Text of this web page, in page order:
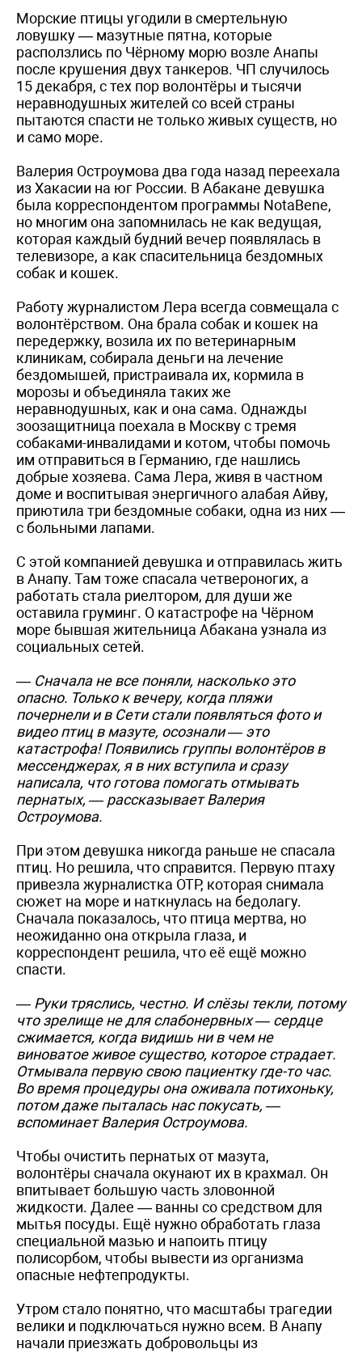
Морские птицы угодили в смертельную
ловушку — мазутные пятна, которые
расползлись по Чёрному морю возле Анапы
после крушения двух танкеров. ЧП случилось
15 декабря, с тех пор волонтёры и тысячи
неравнодушных жителей со всей страны
пытаются спасти не только живых существ, но
и само море.
Валерия Остроумова два года назад переехала
из Хакасии на юг России. В Абакане девушка
была корреспондентом программы NotaBene,
но многим она запомнилась не как ведущая,
которая каждый будний вечер появлялась в
телевизоре, а как спасительница бездомных
собак и кошек.
Работу журналистом Лера всегда совмещала с
волонтёрством. Она брала собак и кошек на
передержку, возила их по ветеринарным
клиникам, собирала деньги на лечение
бездомышей, пристраивала их, кормила в
морозы и объединяла таких же
неравнодушных, как и она сама. Однажды
зоозащитница поехала в Москву с тремя
собаками-инвалидами и котом, чтобы помочь
им отправиться в Германию, где нашлись
добрые хозяева. Сама Лера, живя в частном
доме и воспитывая энергичного алабая Айву,
приютила три бездомные собаки, одна из них —
с больными лапами.
С этой компанией девушка и отправилась жить
в Анапу. Там тоже спасала четвероногих, а
работать стала риелтором, для души же
оставила груминг. О катастрофе на Чёрном
море бывшая жительница Абакана узнала из
социальных сетей.
— Сначала не все поняли, насколько это
опасно. Только к вечеру, когда пляжи
почернели и в Сети стали появляться фото и
видео птиц в мазуте, осознали — это
катастрофа! Появились группы волонтёров в
мессенджерах, я в них вступила и сразу
написала, что готова помогать отмывать
пернатых, — рассказывает Валерия
Остроумова.
При этом девушка никогда раньше не спасала
птиц. Но решила, что справится. Первую птаху
привезла журналистка ОТР, которая снимала
сюжет на море и наткнулась на бедолагу.
Сначала показалось, что птица мертва, но
неожиданно она открыла глаза, и
корреспондент решила, что её ещё можно
спасти.
— Руки тряслись, честно. И слёзы текли, потому
что зрелище не для слабонервных — сердце
сжимается, когда видишь ни в чем не
виноватое живое существо, которое страдает.
Отмывала первую свою пациентку где-то час.
Во время процедуры она оживала потихоньку,
потом даже пыталась нас покусать, —
вспоминает Валерия Остроумова.
Чтобы очистить пернатых от мазута,
волонтёры сначала окунают их в крахмал. Он
впитывает большую часть зловонной
жидкости. Далее — ванны со средством для
мытья посуды. Ещё нужно обработать глаза
специальной мазью и напоить птицу
полисорбом, чтобы вывести из организма
опасные нефтепродукты.
Утром стало понятно, что масштабы трагедии
велики и подключаться нужно всем. В Анапу
начали приезжать добровольцы из